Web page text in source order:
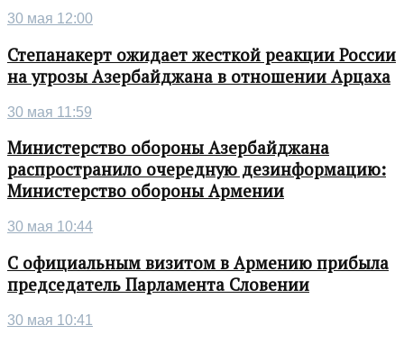
30 мая 12:00
Степанакерт ожидает жесткой реакции России
на угрозы Азербайджана в отношении Арцаха
30 мая 11:59
Министерство обороны Азербайджана
распространило очередную дезинформацию:
Министерство обороны Армении
30 мая 10:44
С официальным визитом в Армению прибыла
председатель Парламента Словении
30 мая 10:41